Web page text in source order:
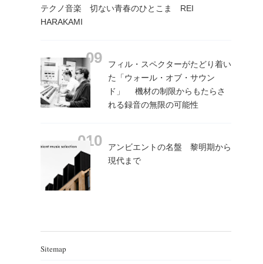
テクノ音楽 切ない青春のひとこま REI
HARAKAMI
フィル・スペクターがたどり着い
た「ウォール・オブ・サウン
ド」 機材の制限からもたらさ
れる録音の無限の可能性
アンビエントの名盤 黎明期から
現代まで
Sitemap